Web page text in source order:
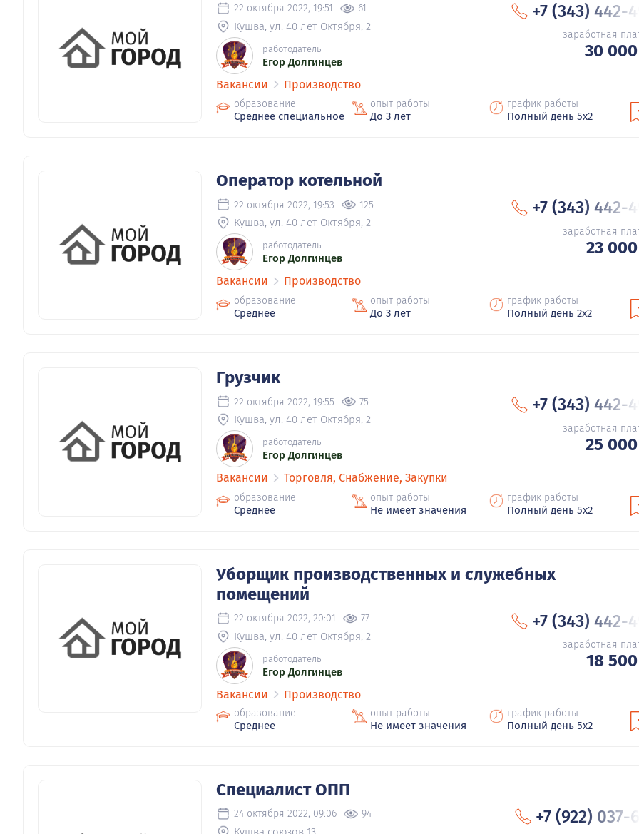
22 октября 2022, 19:51 61
Кушва, ул. 40 лет Октября, 2
работодатель
Егор Долгинцев
Вакансии Производство
+7 (343) 442-49
заработная
30 000
образование
Среднее специальное
опыт работы
До 3 лет
график работы
Полный день 5х2
Оператор котельной
22 октября 2022, 19:53 125
Кушва, ул. 40 лет Октября, 2
работодатель
Егор Долгинцев
Вакансии Производство
+7 (343) 442-49
заработная
23 000
образование
Среднее
опыт работы
До 3 лет
график работы
Полный день 2х2
Грузчик
22 октября 2022, 19:55 75
Кушва, ул. 40 лет Октября, 2
работодатель
Егор Долгинцев
Вакансии Торговля, Снабжение, Закупки
+7 (343) 442-49
заработная
25 000
образование
Среднее
опыт работы
Не имеет значения
график работы
Полный день 5х2
Уборщик производственных и служебных
помещений
22 октября 2022, 20:01 77
Кушва, ул. 40 лет Октября, 2
работодатель
Егор Долгинцев
Вакансии Производство
+7 (343) 442-49
заработная
18 500
образование
Среднее
опыт работы
Не имеет значения
график работы
Полный день 5х2
Специалист ОПП
24 октября 2022, 09:06 94 +7 (922) 037-67